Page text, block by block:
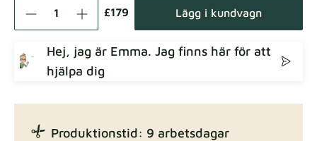
Crown
£179 Lägg i kundvagn
Hej, jag är Emma. Jag finns här för att
hjälpa dig
Produktionstid: 9 arbetsdagar